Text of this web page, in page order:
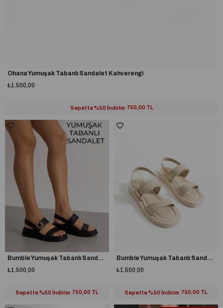
Ohana Yumuşak Tabanlı Sandalet Kahverengi
₺1.500,00
Sepette %50 İndirim 750,00 TL
Bumble Yumuşak Tabanlı Sandalet Siyah
₺1.500,00
Sepette %50 İndirim 750,00 TL
Bumble Yumuşak Tabanlı Sandalet Bej
₺1.500,00
Sepette %50 İndirim 750,00 TL